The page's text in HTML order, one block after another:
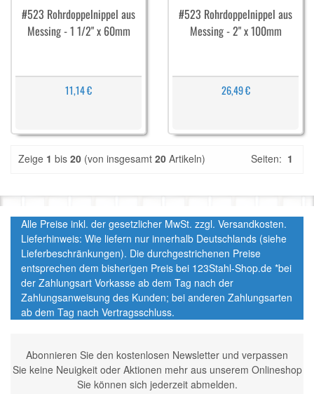
#523 Rohrdoppelnippel aus
Messing - 1 1/2" x 60mm
11,14 €
#523 Rohrdoppelnippel aus
Messing - 2" x 100mm
26,49 €
Zeige 1 bis 20 (von insgesamt 20 Artikeln) Seiten: 1
Alle Preise inkl. der gesetzlicher MwSt. zzgl. Versandkosten.
Lieferhinweis: Wie liefern nur innerhalb Deutschlands (siehe
Lieferbeschränkungen). Die durchgestrichenen Preise
entsprechen dem bisherigen Preis bei 123Stahl-Shop.de *bei
der Zahlungsart Vorkasse ab dem Tag nach der
Zahlungsanweisung des Kunden; bei anderen Zahlungsarten
ab dem Tag nach Vertragsschluss.
Abonnieren Sie den kostenlosen Newsletter und verpassen
Sie keine Neuigkeit oder Aktionen mehr aus unserem Onlineshop
Sie können sich jederzeit abmelden.